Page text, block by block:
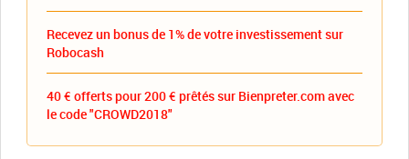
Recevez un bonus de 1% de votre investissement sur
Robocash
40 € offerts pour 200 € prêtés sur Bienpreter.com avec
le code "CROWD2018"